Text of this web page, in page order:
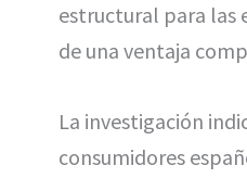
estructural para las
de una ventaja
La investigación
consumidores